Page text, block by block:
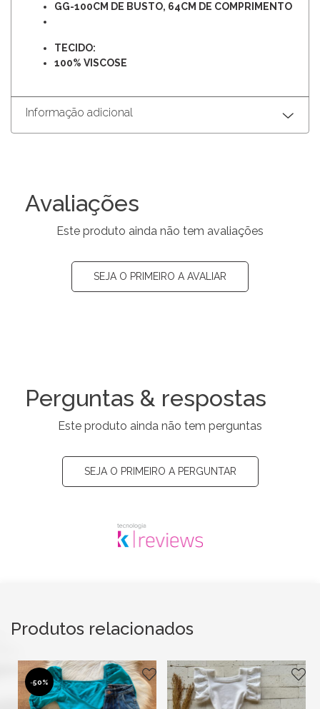
GG-100CM DE BUSTO, 64CM DE COMPRIMENTO
TECIDO:
100% VISCOSE
Informação adicional
Avaliações
Este produto ainda não tem avaliações
SEJA O PRIMEIRO A AVALIAR
Perguntas & respostas
Este produto ainda não tem perguntas
SEJA O PRIMEIRO A PERGUNTAR
Produtos relacionados
-50%